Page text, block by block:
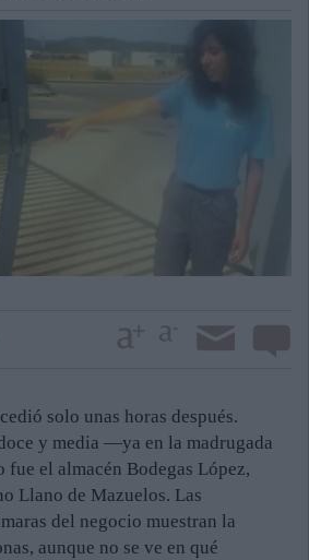
solo unas horas después.
y media —ya en la madrugada
el almacén Bodegas López,
Llano de Mazuelos. Las
del negocio muestran la
aunque no se ve en qué